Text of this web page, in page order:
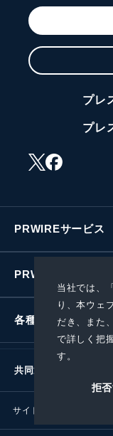
当社では、
り、本ウェ
だき、また
で詳しく把
す。
拒
プレ
プレ
PRWIREサービス
PRWIREについて
各種お問い合わせ
共同通信社グループ
サイトポリシー